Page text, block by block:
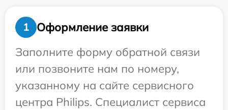
1
Оформление заявки
Заполните форму обратной связи
или позвоните нам по номеру,
указанному на сайте сервисного
центра Philips. Специалист сервиса